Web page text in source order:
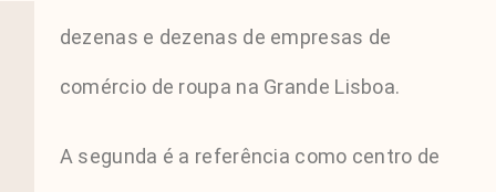
dezenas e dezenas de empresas de
comércio de roupa na Grande Lisboa.
A segunda é a referência como centro de